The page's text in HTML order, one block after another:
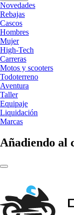
Novedades
Rebajas
Cascos
Hombres
Mujer
High-Tech
Carreras
Motos y scooters
Todoterreno
Aventura
Taller
Equipaje
Liquidación
Marcas
Añadiendo al